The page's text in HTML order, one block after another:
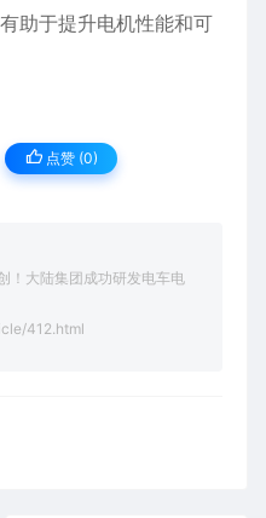
助于提升电机性能和可
点赞 (0)
！大陆集团成功研发电车电
412.html